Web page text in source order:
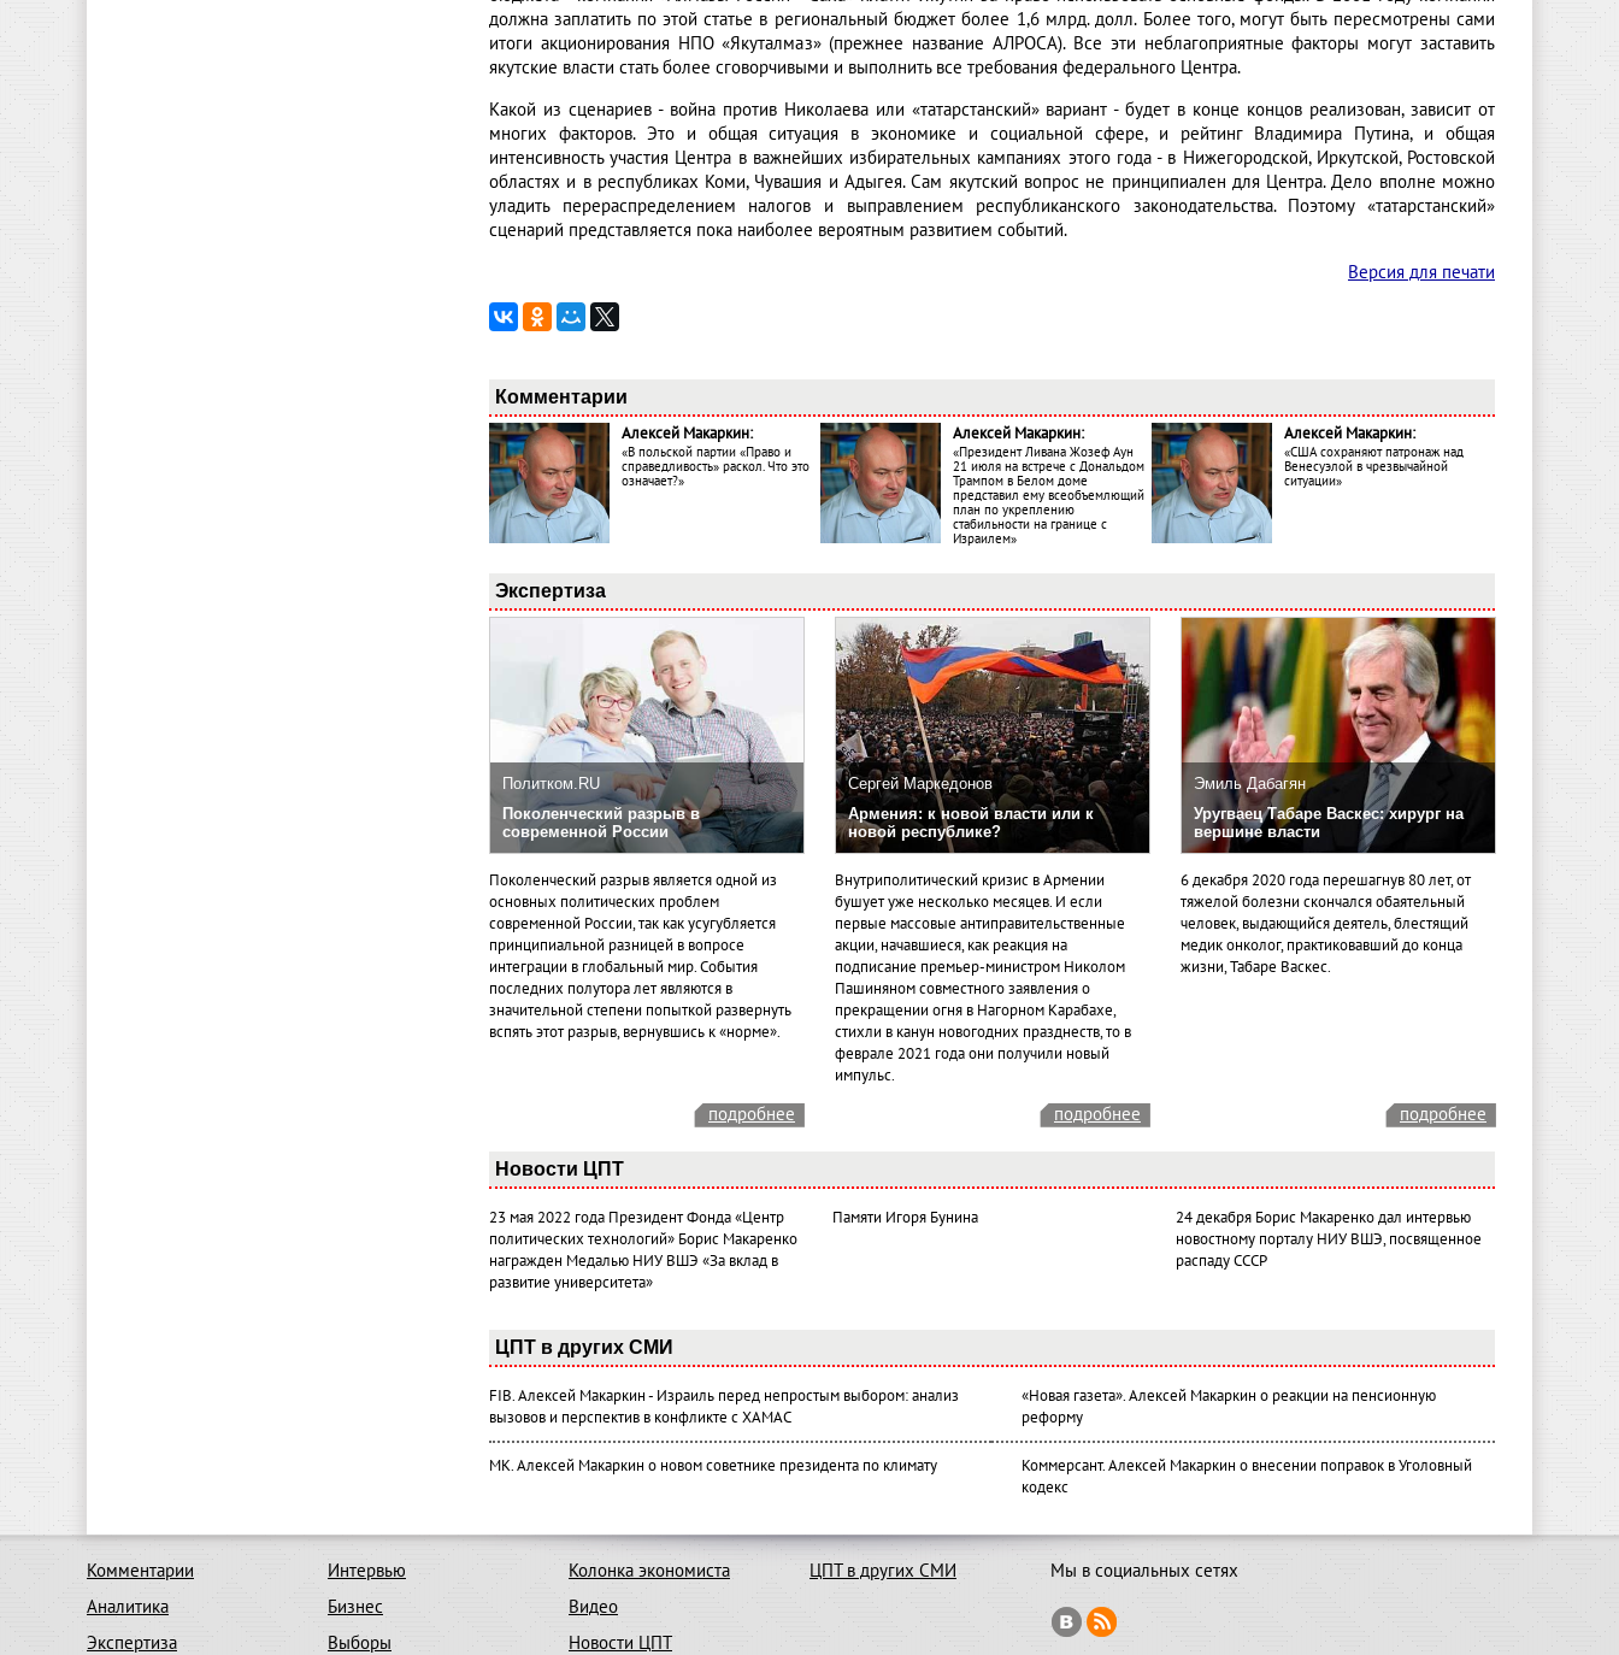
должна заплатить по этой статье в региональный бюджет более 1,6 млрд. долл. Более того, могут быть пересмотрены сами
итоги акционирования НПО «Якуталмаз» (прежнее название АЛРОСА). Все эти неблагоприятные факторы могут заставить
якутские власти стать более сговорчивыми и выполнить все требования федерального Центра.
Какой из сценариев - война против Николаева или «татарстанский» вариант - будет в конце концов реализован, зависит от
многих факторов. Это и общая ситуация в экономике и социальной сфере, и рейтинг Владимира Путина, и общая
интенсивность участия Центра в важнейших избирательных кампаниях этого года - в Нижегородской, Иркутской, Ростовской
областях и в республиках Коми, Чувашия и Адыгея. Сам якутский вопрос не принципиален для Центра. Дело вполне можно
уладить перераспределением налогов и выправлением республиканского законодательства. Поэтому «татарстанский»
сценарий представляется пока наиболее вероятным развитием событий.
Версия для печати
Комментарии
Алексей Макаркин:
«В польской партии «Право и
справедливость» раскол. Что это
означает?»
Алексей Макаркин:
«Президент Ливана Жозеф Аун
21 июля на встрече с Дональдом
Трампом в Белом доме
представил ему всеобъемлющий
план по укреплению
стабильности на границе с
Израилем»
Алексей Макаркин:
«США сохраняют патронаж над
Венесуэлой в чрезвычайной
ситуации»
Экспертиза
Политком.RU
Поколенческий разрыв в
современной России
Поколенческий разрыв является одной из
основных политических проблем
современной России, так как усугубляется
принципиальной разницей в вопросе
интеграции в глобальный мир. События
последних полутора лет являются в
значительной степени попыткой развернуть
вспять этот разрыв, вернувшись к «норме».
Сергей Маркедонов
Армения: к новой власти или к
новой республике?
Внутриполитический кризис в Армении
бушует уже несколько месяцев. И если
первые массовые антиправительственные
акции, начавшиеся, как реакция на
подписание премьер-министром Николом
Пашиняном совместного заявления о
прекращении огня в Нагорном Карабахе,
стихли в канун новогодних празднеств, то в
феврале 2021 года они получили новый
импульс.
Эмиль Дабагян
Уругваец Табаре Васкес: хирург на
вершине власти
6 декабря 2020 года перешагнув 80 лет, от
тяжелой болезни скончался обаятельный
человек, выдающийся деятель, блестящий
медик онколог, практиковавший до конца
жизни, Табаре Васкес.
подробнее подробнее подробнее
Новости ЦПТ
23 мая 2022 года Президент Фонда «Центр
политических технологий» Борис Макаренко
награжден Медалью НИУ ВШЭ «За вклад в
развитие университета»
Памяти Игоря Бунина
24 декабря Борис Макаренко дал интервью
новостному порталу НИУ ВШЭ, посвященное
распаду СССР
ЦПТ в других СМИ
FIB. Алексей Макаркин - Израиль перед непростым выбором: анализ
вызовов и перспектив в конфликте с ХАМАС
«Новая газета». Алексей Макаркин о реакции на пенсионную
реформу
МК. Алексей Макаркин о новом советнике президента по климату
Коммерсант. Алексей Макаркин о внесении поправок в Уголовный
кодекс
Комментарии
Аналитика
Экспертиза
Интервью
Бизнес
Выборы
Колонка экономиста
Видео
Новости ЦПТ
ЦПТ в других СМИ Мы в социальных сетях